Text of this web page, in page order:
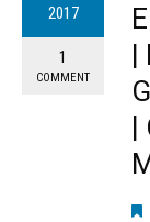
2017
1
COMMENT
|
|